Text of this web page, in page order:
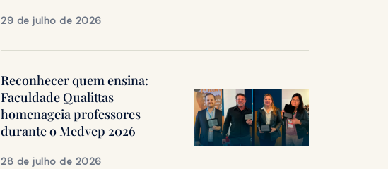
29 de julho de 2026
Reconhecer quem ensina:
Faculdade Qualittas
homenageia professores
durante o Medvep 2026
28 de julho de 2026